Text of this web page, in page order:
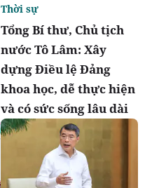
Tổng Bí thư, Chủ tịch
nước Tô Lâm: Xây
dựng Điều lệ Đảng
khoa học, dễ thực hiện
và có sức sống lâu dài
Thời sự